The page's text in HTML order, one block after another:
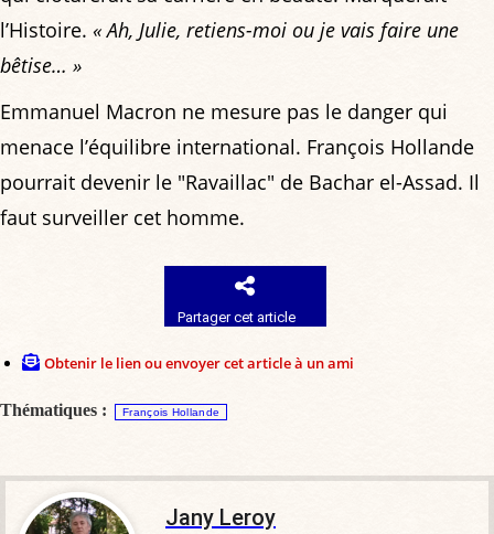
l’Histoire. « Ah, Julie, retiens-moi ou je vais faire une
bêtise… »
Emmanuel Macron ne mesure pas le danger qui
menace l’équilibre international. François Hollande
pourrait devenir le "Ravaillac" de Bachar el-Assad. Il
faut surveiller cet homme.
Partager cet article
Obtenir le lien ou envoyer cet article à un ami
Thématiques : François Hollande
Jany Leroy